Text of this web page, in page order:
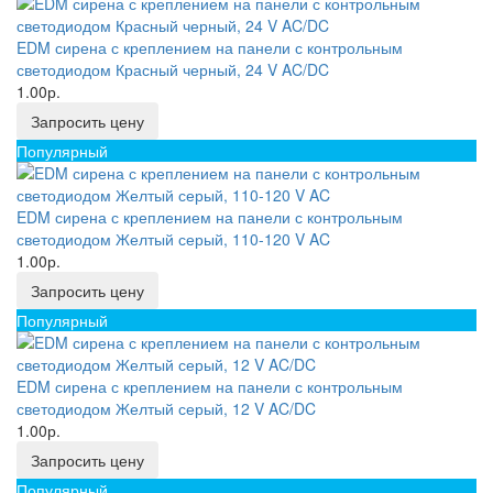
EDM сирена с креплением на панели с контрольным
светодиодом Красный черный, 24 V AC/DC
1.00р.
Запросить цену
Популярный
EDM сирена с креплением на панели с контрольным
светодиодом Желтый серый, 110-120 V AC
1.00р.
Запросить цену
Популярный
EDM сирена с креплением на панели с контрольным
светодиодом Желтый серый, 12 V AC/DC
1.00р.
Запросить цену